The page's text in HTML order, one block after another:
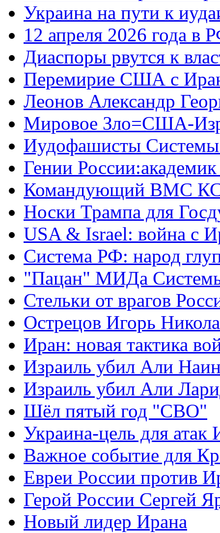
Украина на пути к
12 апреля 2026 года в
Диаспоры рвутся к
Перемирие США с
Леонов Александр
Мировое Зло=США-
Иудофашисты
Гении
Командующий ВМС
Носки Трампа для
USA & Israel: война с
Система РФ: народ
"Пацан" МИДа
Стельки от врагов
Острецов Игорь
Иран: новая тактика
Израиль убил Али
Израиль убил Али
Шёл пятый год "СВО"
Украина-цель для атак
Важное событие для
Евреи России против
Герой России Сергей
Новый лидер Ирана